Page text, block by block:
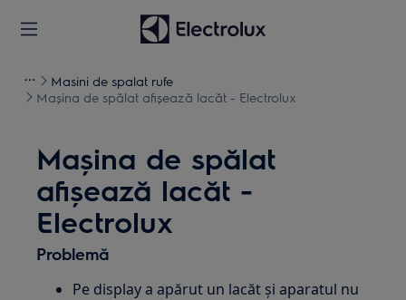
Masini de spalat rufe
Mașina de spălat afișează lacăt - Electrolux
Mașina de spălat
afișează lacăt -
Electrolux
Problemă
Pe display a apărut un lacăt și aparatul nu